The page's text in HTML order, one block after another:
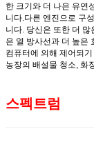
한 크기와 더 나은 유연
니다.다른 엔진으로 구
니다. 당신은 또한 더
은 열 방사선과 더 높은
컴퓨터에 의해 제어되
농장의 배설물 청소, 화
스펙트럼